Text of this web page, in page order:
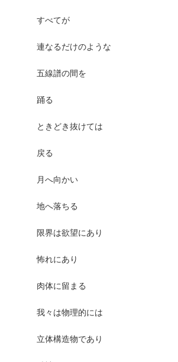
すべてが
連なるだけのような
五線譜の間を
踊る
ときどき抜けては
戻る
月へ向かい
地へ落ちる
限界は欲望にあり
怖れにあり
肉体に留まる
我々は物理的には
立体構造物であり